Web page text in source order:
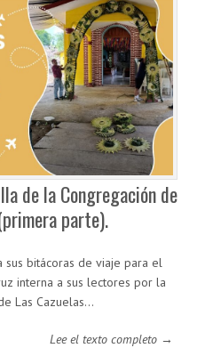
de la Congregación de
parte).
sus bitácoras de viaje para el
interna a sus lectores por la
Las Cazuelas...
Lee el texto completo →